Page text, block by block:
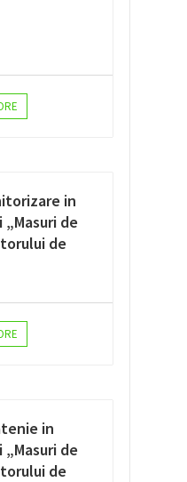
in
de
de
in
de
de